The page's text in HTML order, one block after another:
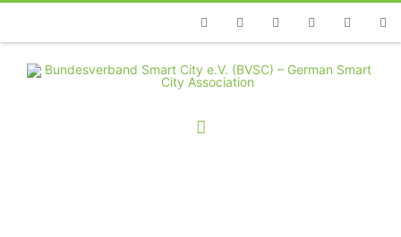
TelefonFacebookTwitterYoutubeInstagramLinkedin